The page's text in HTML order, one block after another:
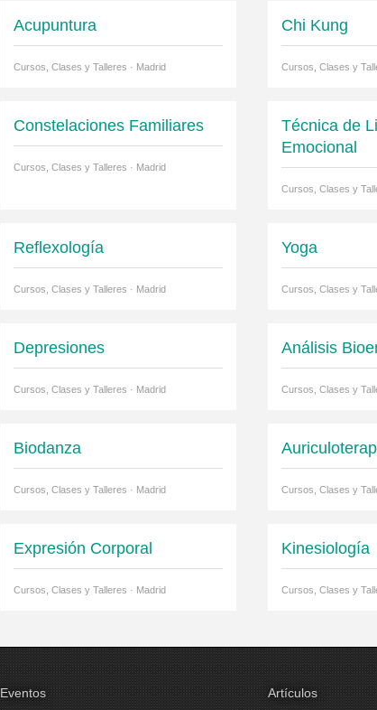
Acupuntura
Cursos, Clases y Talleres · Madrid
Chi Kung
Cursos, Clases y
Constelaciones Familiares
Cursos, Clases y Talleres · Madrid
Técnica de
Emocional
Cursos, Clases y
Reflexología
Cursos, Clases y Talleres · Madrid
Yoga
Cursos, Clases y
Depresiones
Cursos, Clases y Talleres · Madrid
Análisis
Cursos, Clases y
Biodanza
Cursos, Clases y Talleres · Madrid Cursos, Clases y
Expresión Corporal
Cursos, Clases y Talleres · Madrid
Kinesiología
Cursos, Clases y
Eventos Artículos